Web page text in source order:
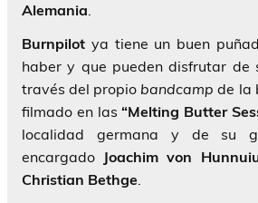
Alemania.
Burnpilot ya tiene un buen
haber y que pueden disfrutar de
través del propio bandcamp de la
filmado en las“Melting Butter
localidad germana y de su
encargado Joachim von
Christian Bethge.